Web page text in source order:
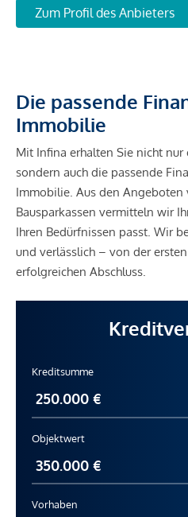
Zum Profil des Anbieters
Die passende
Immobilie
Mit Infina erhalten Sie nicht
sondern auch die passende
Immobilie. Aus den Angeboten
Bausparkassen vermitteln wir
Ihren Bedürfnissen passt. Wir
und verlässlich – von der
erfolgreichen Abschluss.
Kreditsumme
Objektwert
Vorhaben